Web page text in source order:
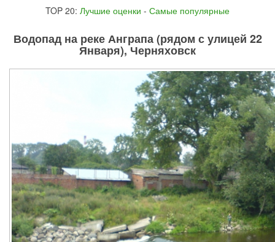
TOP 20: Лучшие оценки - Самые популярные
Водопад на реке Анграпа (рядом с улицей 22
Января), Черняховск